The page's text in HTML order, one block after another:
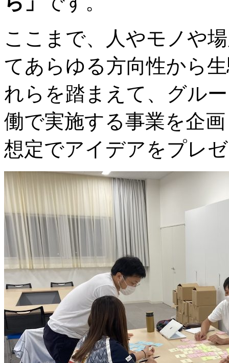
ここまで、人やモノや
てあらゆる方向性から
れらを踏まえて、グル
働で実施する事業を企
想定でアイデアをプレ